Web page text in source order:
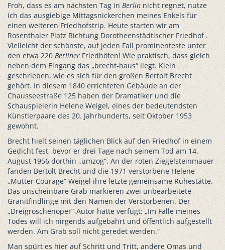
Froh, dass es am nächsten Tag in Berlin nicht regnet, nutze
ich das ausgiebige Mittagsnickerchen meines Enkels für
einen weiteren Friedhofstrip. Heute starten wir am
Rosenthaler Platz Richtung Dorotheenstädtischer Friedhof .
Vielleicht der schönste, auf jeden Fall prominenteste unter
den etwa 220 Berliner Friedhöfen! Wie praktisch, dass gleich
neben dem Eingang das „brecht-haus“ liegt. Klein
geschrieben, wie es sich für den großen Bertolt Brecht
gehört. In diesem 1840 errichteten Gebäude an der
Chausseestraße 125 haben der Dramatiker und die
Schauspielerin Helene Weigel, eines der bedeutendsten
Künstlerpaare des 20. Jahrhunderts, seit Oktober 1953
gewohnt.
Brecht hielt seinen täglichen Blick auf den Friedhof in einem
Gedicht fest, bevor er drei Tage nach seinem Tod am 14.
August 1956 dorthin „umzog“. An der roten Ziegelsteinmauer
fanden Bertolt Brecht und die 1971 verstorbene Helene
„Mutter Courage“ Weigel ihre letzte gemeinsame Ruhestätte.
Das unscheinbare Grab markieren zwei unbearbeitete
Granitfindlinge mit den Namen der Verstorbenen. Der
„Dreigroschenoper“-Autor hatte verfügt: „Im Falle meines
Todes will ich nirgends aufgebahrt und öffentlich aufgestellt
werden. Am Grab soll nicht geredet werden.“
Man spürt es hier auf Schritt und Tritt, andere Omas und